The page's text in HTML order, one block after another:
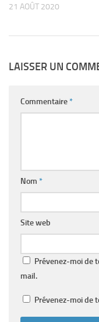
21 AOÛT 2020
LAISSER UN
Commentaire*
Nom *
Site web
Prévenez-moi de
mail.
Prévenez-moi de